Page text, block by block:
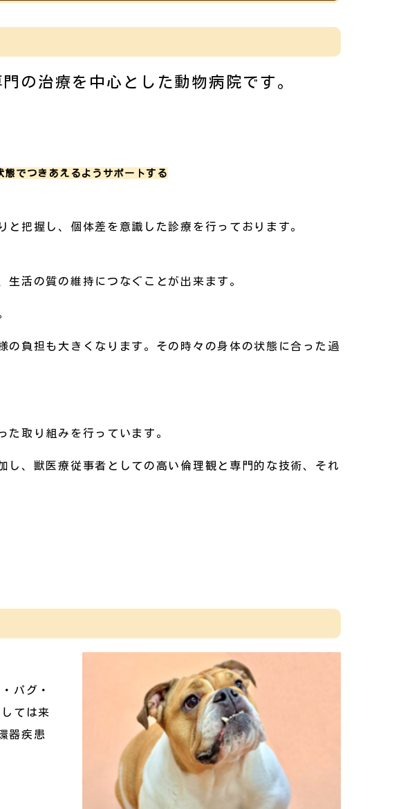
の治療を中心とした動物病院です。
でつきあえるようサポートする
把握し、個体差を意識した診療を行っております。
活の質の維持につなぐことが出来ます。
負担も大きくなります。その時々の身体の状態に合った過
取り組みを行っています。
、獣医療従事者としての高い倫理観と専門的な技術、それ
パグ・
ては来
器疾患